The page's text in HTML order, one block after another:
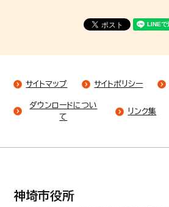
サイトマップ サイトポリシー
ダウンロードについ
て
リンク集
神埼市役所